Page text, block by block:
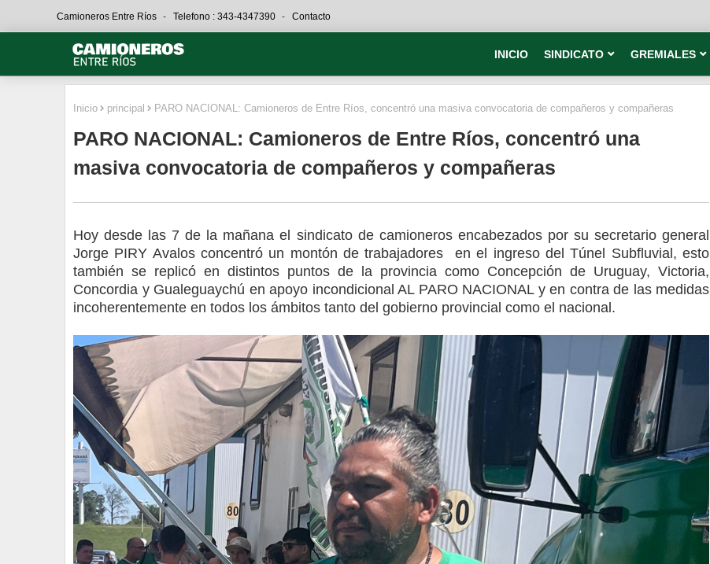
Camioneros Entre Ríos Telefono : 343-4347390 Contacto
INICIO SINDICATO GREMIALES
Inicio principal PARO NACIONAL: Camioneros de Entre Ríos, concentró una masiva convocatoria de compañeros y compañeras
PARO NACIONAL: Camioneros de Entre Ríos, concentró una
masiva convocatoria de compañeros y compañeras
Hoy desde las 7 de la mañana el sindicato de camioneros encabezados por su secretario general
Jorge PIRY Avalos concentró un montón de trabajadores en el ingreso del Túnel Subfluvial, esto
también se replicó en distintos puntos de la provincia como Concepción de Uruguay, Victoria,
Concordia y Gualeguaychú en apoyo incondicional AL PARO NACIONAL y en contra de las medidas
incoherentemente en todos los ámbitos tanto del gobierno provincial como el nacional.